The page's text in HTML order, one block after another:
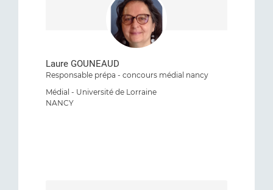
Laure GOUNEAUD
Responsable prépa - concours médial nancy
Médial - Université de Lorraine
NANCY